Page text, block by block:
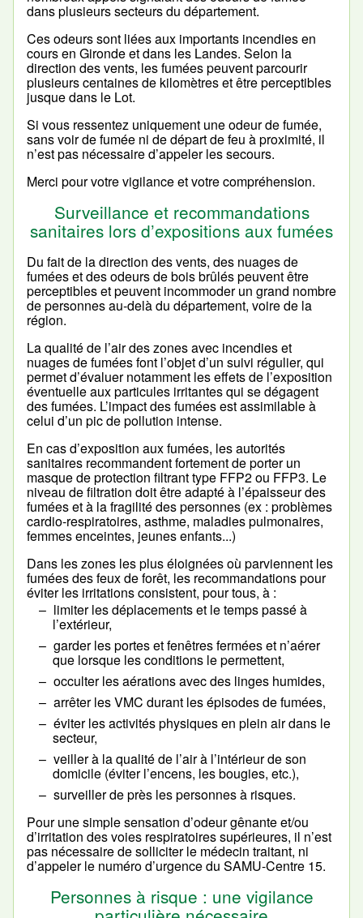
dans plusieurs secteurs du département.
Ces odeurs sont liées aux importants incendies en
cours en Gironde et dans les Landes. Selon la
direction des vents, les fumées peuvent parcourir
plusieurs centaines de kilomètres et être perceptibles
jusque dans le Lot.
Si vous ressentez uniquement une odeur de fumée,
sans voir de fumée ni de départ de feu à proximité, il
n’est pas nécessaire d’appeler les secours.
Merci pour votre vigilance et votre compréhension.
Surveillance et recommandations
sanitaires lors d’expositions aux fumées
Du fait de la direction des vents, des nuages de
fumées et des odeurs de bois brûlés peuvent être
perceptibles et peuvent incommoder un grand nombre
de personnes au-delà du département, voire de la
région.
La qualité de l’air des zones avec incendies et
nuages de fumées font l’objet d’un suivi régulier, qui
permet d’évaluer notamment les effets de l’exposition
éventuelle aux particules irritantes qui se dégagent
des fumées. L’impact des fumées est assimilable à
celui d’un pic de pollution intense.
En cas d’exposition aux fumées, les autorités
sanitaires recommandent fortement de porter un
masque de protection filtrant type FFP2 ou FFP3. Le
niveau de filtration doit être adapté à l’épaisseur des
fumées et à la fragilité des personnes (ex : problèmes
cardio-respiratoires, asthme, maladies pulmonaires,
femmes enceintes, jeunes enfants...)
Dans les zones les plus éloignées où parviennent les
fumées des feux de forêt, les recommandations pour
éviter les irritations consistent, pour tous, à :
limiter les déplacements et le temps passé à
l’extérieur,
garder les portes et fenêtres fermées et n’aérer
que lorsque les conditions le permettent,
occulter les aérations avec des linges humides,
arrêter les VMC durant les épisodes de fumées,
éviter les activités physiques en plein air dans le
secteur,
veiller à la qualité de l’air à l’intérieur de son
domicile (éviter l’encens, les bougies, etc.),
surveiller de près les personnes à risques.
Pour une simple sensation d’odeur gênante et/ou
d’irritation des voies respiratoires supérieures, il n’est
pas nécessaire de solliciter le médecin traitant, ni
d’appeler le numéro d’urgence du SAMU-Centre 15.
Personnes à risque : une vigilance